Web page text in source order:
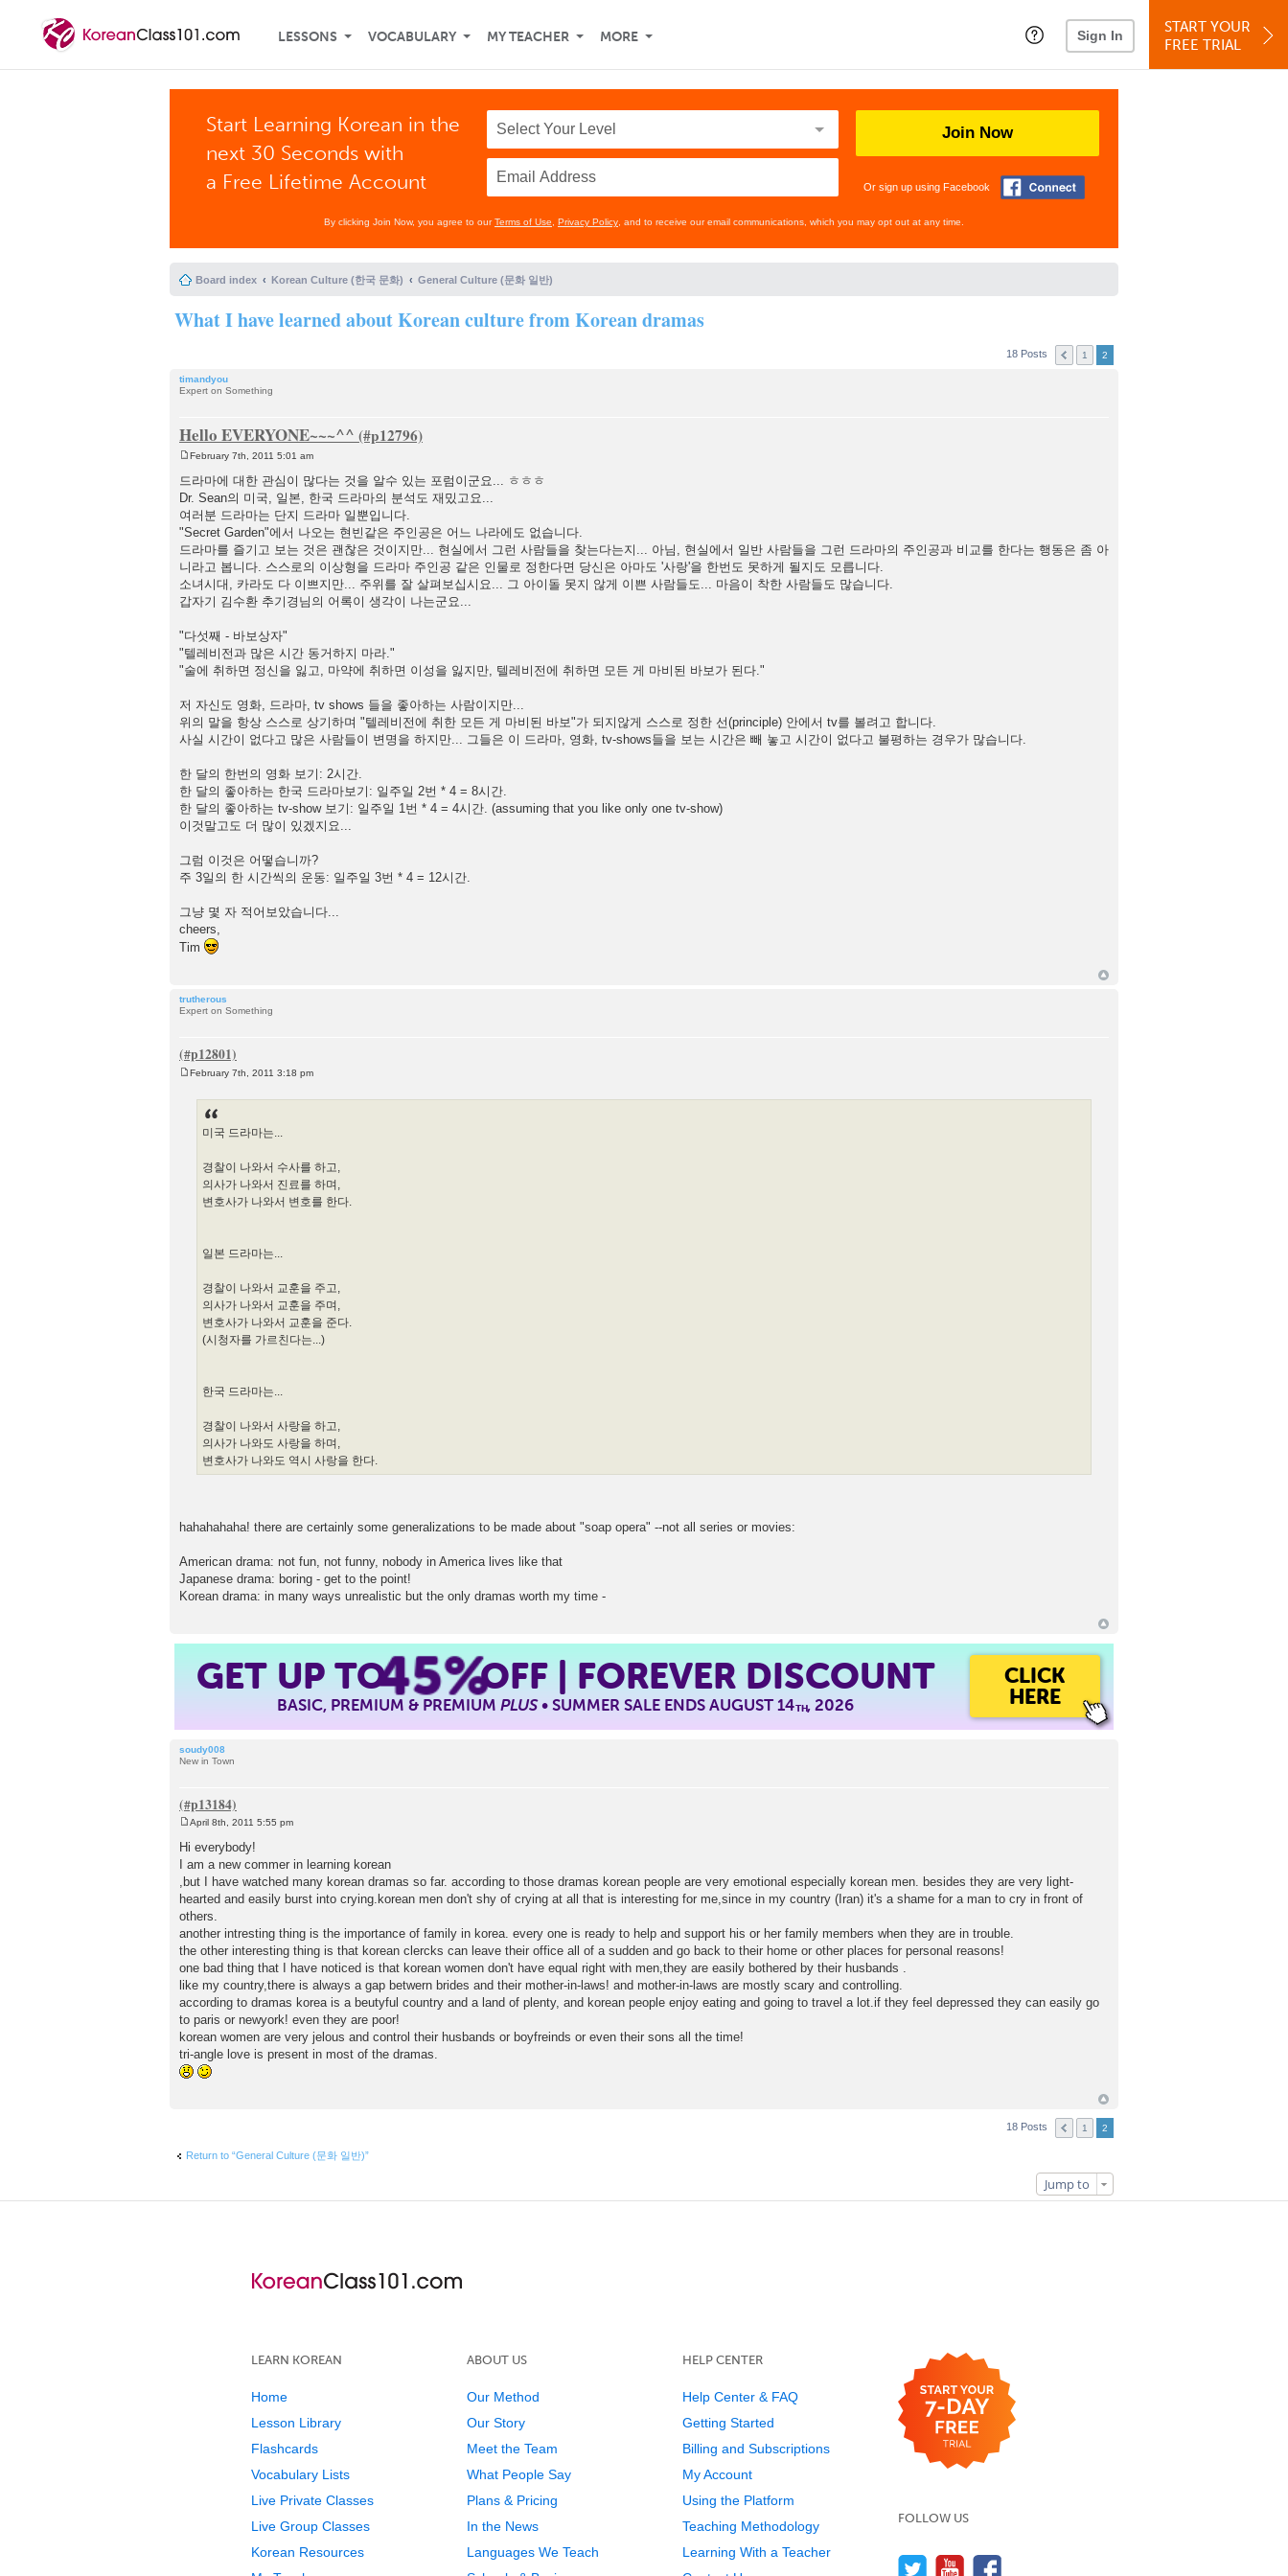
LESSONS VOCABULARY MY TEACHER MORE Sign In
START YOUR
FREE TRIAL
Start Learning Korean in the
next 30 Seconds with
a Free Lifetime Account
Join Now
Or sign up using Facebook
By clicking Join Now, you agree to ourTerms of Use Privacy Policy , and to receive our email communications, which you may opt out at any time.
Board index Korean Culture (한국 문화) General Culture (문화 일반)
What I have learned about Korean culture from Korean dramas
18 Posts 1 2
timandyou
Expert on Something
Hello EVERYONE~~~^^
o
s
t
February 7th, 2011 5:01 am
드라마에 대한 관심이 많다는 것을 알수 있는 포럼이군요... ㅎㅎㅎ
Dr. Sean의 미국, 일본, 한국 드라마의 분석도 재밌고요...
여러분 드라마는 단지 드라마 일뿐입니다.
"Secret Garden"에서 나오는 현빈같은 주인공은 어느 나라에도 없습니다.
드라마를 즐기고 보는 것은 괜찮은 것이지만... 현실에서 그런 사람들을 찾는다는지... 아님, 현실에서 일반 사람들을 그런 드라마의 주인공과 비교를 한다는 행동은 좀 아
니라고 봅니다. 스스로의 이상형을 드라마 주인공 같은 인물로 정한다면 당신은 아마도 '사랑'을 한번도 못하게 될지도 모릅니다.
소녀시대, 카라도 다 이쁘지만... 주위를 잘 살펴보십시요... 그 아이돌 못지 않게 이쁜 사람들도... 마음이 착한 사람들도 많습니다.
갑자기 김수환 추기경님의 어록이 생각이 나는군요...
"다섯째 - 바보상자"
"텔레비전과 많은 시간 동거하지 마라."
"술에 취하면 정신을 잃고, 마약에 취하면 이성을 잃지만, 텔레비전에 취하면 모든 게 마비된 바보가 된다."
저 자신도 영화, 드라마, tv shows 들을 좋아하는 사람이지만...
위의 말을 항상 스스로 상기하며 "텔레비전에 취한 모든 게 마비된 바보"가 되지않게 스스로 정한 선(principle) 안에서 tv를 볼려고 합니다.
사실 시간이 없다고 많은 사람들이 변명을 하지만... 그들은 이 드라마, 영화, tv-shows들을 보는 시간은 빼 놓고 시간이 없다고 불평하는 경우가 많습니다.
한 달의 한번의 영화 보기: 2시간.
한 달의 좋아하는 한국 드라마보기: 일주일 2번 * 4 = 8시간.
한 달의 좋아하는 tv-show 보기: 일주일 1번 * 4 = 4시간. (assuming that you like only one tv-show)
이것말고도 더 많이 있겠지요...
그럼 이것은 어떻습니까?
주 3일의 한 시간씩의 운동: 일주일 3번 * 4 = 12시간.
그냥 몇 자 적어보았습니다...
cheers,
Tim
trutherous
Expert on Something
February 7th, 2011 3:18 pm
미국 드라마는...
경찰이 나와서 수사를 하고,
의사가 나와서 진료를 하며,
변호사가 나와서 변호를 한다.
일본 드라마는...
경찰이 나와서 교훈을 주고,
의사가 나와서 교훈을 주며,
변호사가 나와서 교훈을 준다.
(시청자를 가르친다는...)
한국 드라마는...
경찰이 나와서 사랑을 하고,
의사가 나와도 사랑을 하며,
변호사가 나와도 역시 사랑을 한다.
hahahahaha! there are certainly some generalizations to be made about "soap opera" --not all series or movies:
American drama: not fun, not funny, nobody in America lives like that
Japanese drama: boring - get to the point!
Korean drama: in many ways unrealistic but the only dramas worth my time -
GET UP TO45%OFF | FOREVER DISCOUNT
BASIC, PREMIUM & PREMIUMPLUS• SUMMER SALE ENDS AUGUST 14TH, 2026
CLICK
HERE
soudy008
New in Town
t
April 8th, 2011 5:55 pm
Hi everybody!
I am a new commer in learning korean
,but I have watched many korean dramas so far. according to those dramas korean people are very emotional especially korean men. besides they are very light-
hearted and easily burst into crying.korean men don't shy of crying at all that is interesting for me,since in my country (Iran) it's a shame for a man to cry in front of
others.
another intresting thing is the importance of family in korea. every one is ready to help and support his or her family members when they are in trouble.
the other interesting thing is that korean clercks can leave their office all of a sudden and go back to their home or other places for personal reasons!
one bad thing that I have noticed is that korean women don't have equal right with men,they are easily bothered by their husbands .
like my country,there is always a gap betwern brides and their mother-in-laws! and mother-in-laws are mostly scary and controlling.
according to dramas korea is a beutyful country and a land of plenty, and korean people enjoy eating and going to travel a lot.if they feel depressed they can easily go
to paris or newyork! even they are poor!
korean women are very jelous and control their husbands or boyfreinds or even their sons all the time!
tri-angle love is present in most of the dramas.
18 Posts 1 2
Return to “General Culture (문화 일반)”
Jump to
LEARN KOREAN
Home
Lesson Library
Flashcards
Vocabulary Lists
Live Private Classes
Live Group Classes
Korean Resources
ABOUT US
Our Method
Our Story
Meet the Team
What People Say
Plans & Pricing
In the News
Languages We Teach
HELP CENTER
Help Center & FAQ
Getting Started
Billing and Subscriptions
My Account
Using the Platform
Teaching Methodology
Learning With a Teacher
FOLLOW US